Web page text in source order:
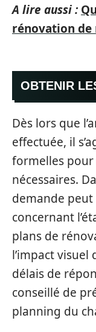
A lire aussi :
rénovation de
OBTENIR
Dès lors que
effectuée, il
formelles
nécessaires.
demande
concernant
plans de
l’impact visuel
délais de
conseillé de
planning du